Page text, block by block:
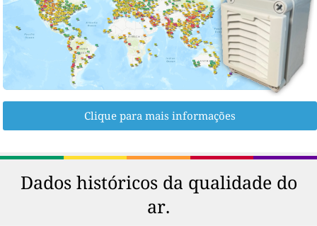
Clique para mais informações
Dados históricos da qualidade do
ar.